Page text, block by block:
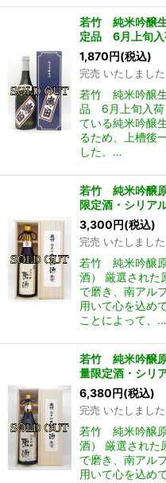
若竹 純米吟醸
定品 6月上旬
1,870円(税込)
完売 いたしました
若竹 純米吟醸
品 6月上旬入荷
ている純米吟醸
るため、上槽後
した。…
若竹 純米吟
限定酒・シリア
3,300円(税込)
完売 いたしました
若竹 純米吟
酒） 厳選された
で磨き、南アル
用いて心を込め
ことによって、…
若竹 純米吟
量限定酒・シリ
6,380円(税込)
完売 いたしました
若竹 純米吟
酒） 厳選された
で磨き、南アル
用いて心を込め